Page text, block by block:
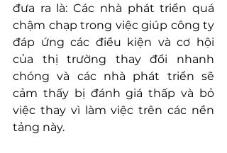
đưa ra là: Các nhà phát triển quá
chậm chạp trong việc giúp công ty
đáp ứng các điều kiện và cơ hội
của thị trường thay đổi nhanh
chóng và các nhà phát triển sẽ
cảm thấy bị đánh giá thấp và bỏ
việc thay vì làm việc trên các nền
tảng này.